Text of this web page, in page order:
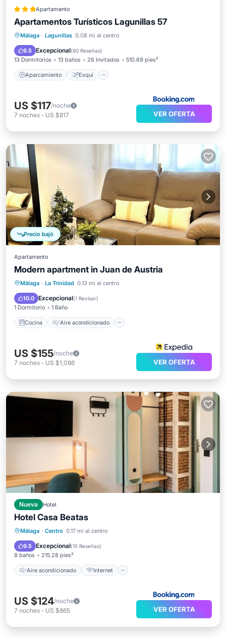
Apartamento
Apartamentos Turísticos Lagunillas 57
Málaga · Lagunillas 0.08 mi al centro
9.5 Excepcional(80 Reseñas)
13 Dormitorios 13 baños 26 Invitados 510.69 pies²
Aparcamiento Esquí
Aparcamiento
Esquí
Aire acondicionado
US $117/noche
7 noches - US $817 VER OFERTA
Precio bajó
Apartamento
Modern apartment in Juan de Austria
Málaga · La Trinidad 0.13 mi al centro
10.0 Excepcional(1 Revisar)
1 Dormitorio 1 Baño
Cocina Aire acondicionado
Cocina Aire acondicionado
Apto para niños
US $155/noche
7 noches - US $1,086 VER OFERTA
Nueva Hotel
Hotel Casa Beatas
Málaga · Centro 0.17 mi al centro
9.5 Excepcional(15 Reseñas)
8 baños 215.28 pies²
Aire acondicionado Internet
Aire acondicionado
Se admiten mascotas
US $124/noche
7 noches - US $865 VER OFERTA